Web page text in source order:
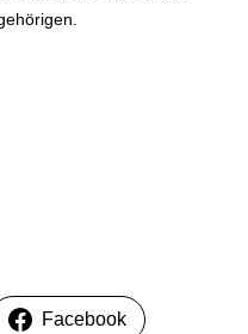
Facebook